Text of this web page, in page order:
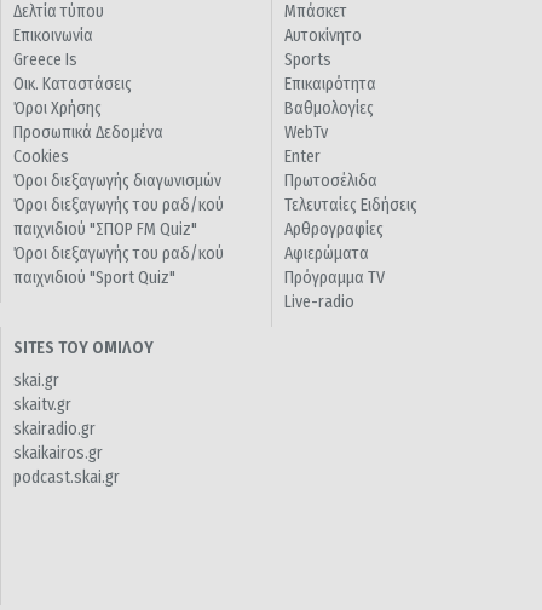
Δελτία τύπου
Επικοινωνία
Greece Is
Οικ. Καταστάσεις
Όροι Χρήσης
Προσωπικά Δεδομένα
Cookies
Όροι διεξαγωγής διαγωνισμών
Όροι διεξαγωγής του ραδ/κού
παιχνιδιού "ΣΠΟΡ FM Quiz"
Όροι διεξαγωγής του ραδ/κού
παιχνιδιού "Sport Quiz"
Μπάσκετ
Αυτοκίνητο
Sports
Επικαιρότητα
Βαθμολογίες
WebTv
Enter
Πρωτοσέλιδα
Τελευταίες Ειδήσεις
Αρθρογραφίες
Αφιερώματα
Πρόγραμμα TV
Live-radio
SITES ΤΟΥ ΟΜΙΛΟΥ
skai.gr
skaitv.gr
skairadio.gr
skaikairos.gr
podcast.skai.gr